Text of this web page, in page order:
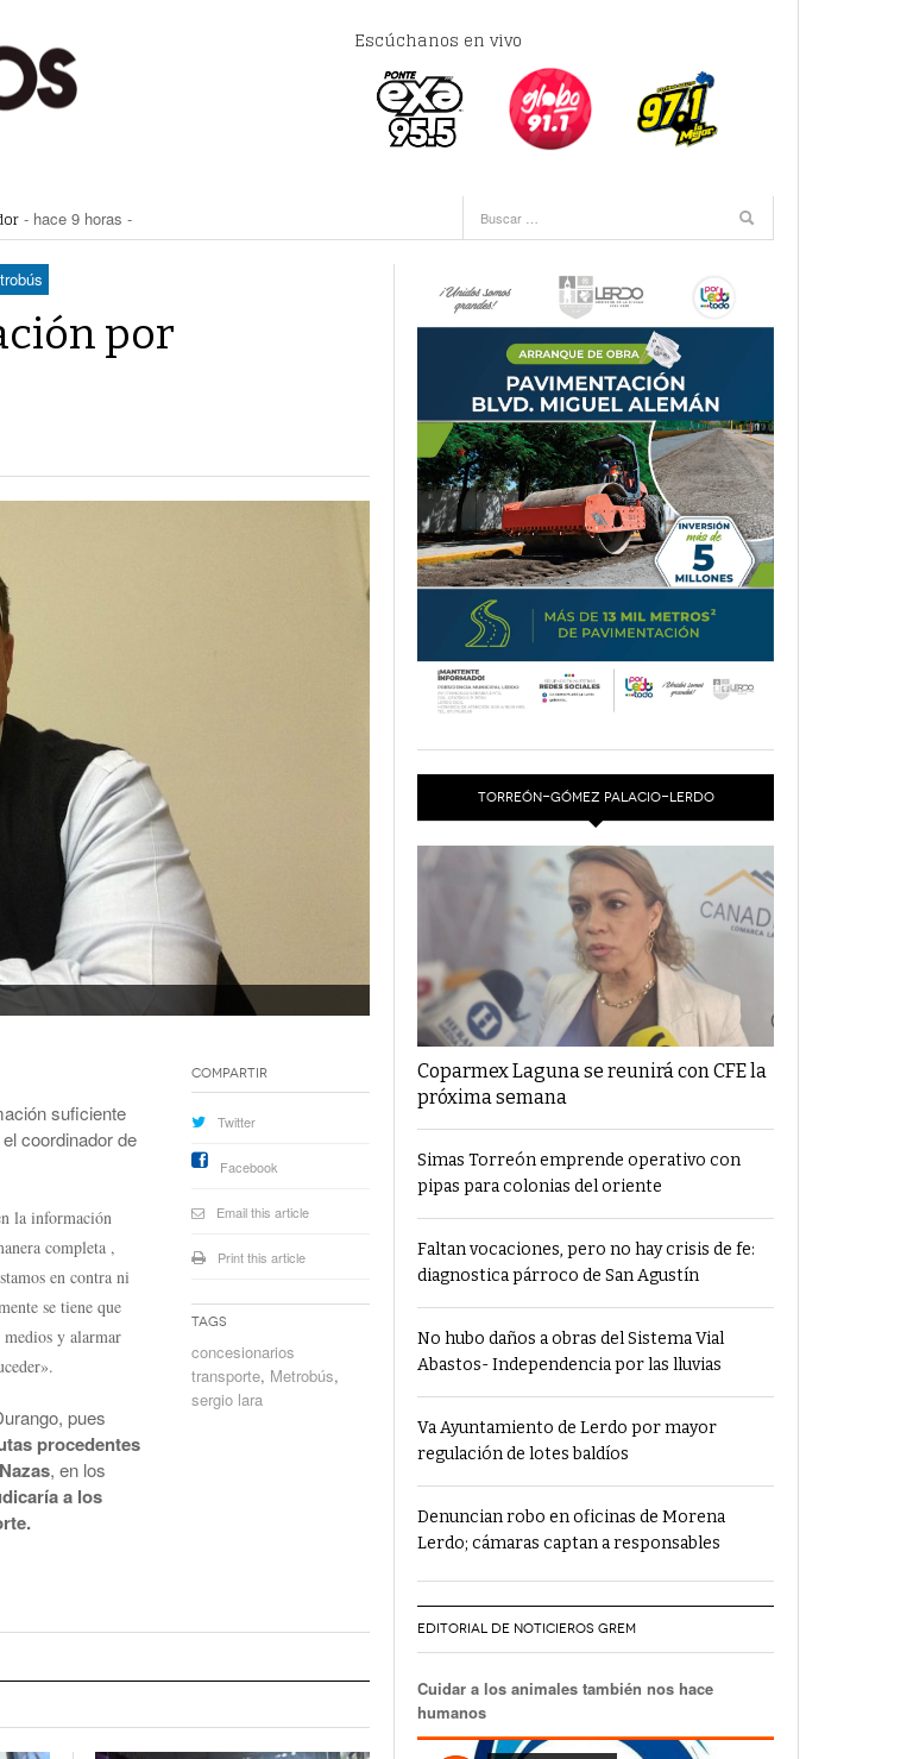
Escúchanos en vivo
para comunidades rurales
en 2028- hace 9 horas -
a responsables
- hace 10 horas -
por
suficiente
coordinador de
la información
completa ,
en contra ni
se tiene que
medios y alarmar
pues
procedentes
, en los
a los
Compartir
Twitter
Facebook
Email this article
Print this article
Tags
concesionarios
transporte, Metrobús,
sergio lara
TORREÓN-GÓMEZ PALACIO-LERDO
Coparmex Laguna se reunirá con CFE la
próxima semana
Simas Torreón emprende operativo con
pipas para colonias del oriente
Faltan vocaciones, pero no hay crisis de fe:
diagnostica párroco de San Agustín
No hubo daños a obras del Sistema Vial
Abastos- Independencia por las lluvias
Va Ayuntamiento de Lerdo por mayor
regulación de lotes baldíos
Denuncian robo en oficinas de Morena
Lerdo; cámaras captan a responsables
EDITORIAL DE NOTICIEROS GREM
Cuidar a los animales también nos hace
humanos